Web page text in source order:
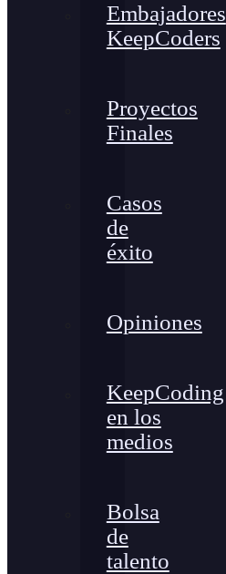
Embajadores
KeepCoders
Proyectos
Finales
Casos
de
éxito
Opiniones
KeepCoding
en los
medios
Bolsa
de
talento